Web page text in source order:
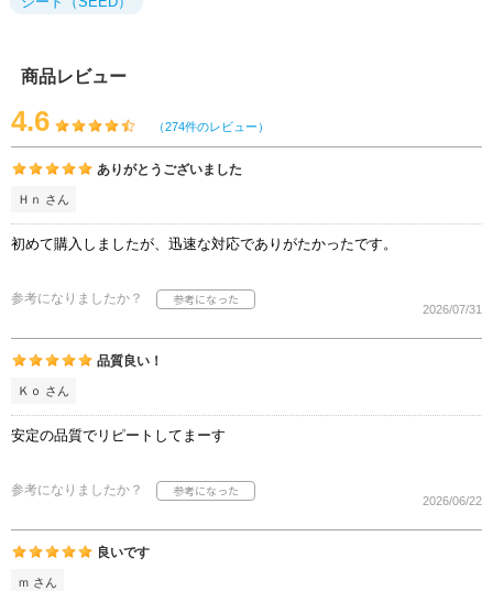
商品レビュー
4.6 （274件のレビュー）
ありがとうございました
Ｈｎ さん
初めて購入しましたが、迅速な対応でありがたかったです。
参考になりましたか？
2026/07/31
品質良い！
Ｋｏ さん
安定の品質でリピートしてまーす
参考になりましたか？
2026/06/22
良いです
ｍ さん